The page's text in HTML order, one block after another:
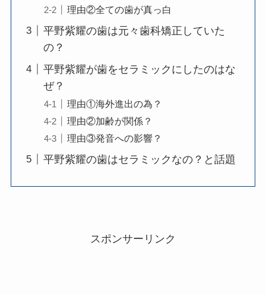
理由②全ての歯が真っ白
平野紫耀の歯は元々歯科矯正していた
の？
平野紫耀が歯をセラミックにしたのはな
ぜ？
理由①海外進出の為？
理由②加齢が関係？
理由③発音への影響？
平野紫耀の歯はセラミックなの？と話題
スポンサーリンク